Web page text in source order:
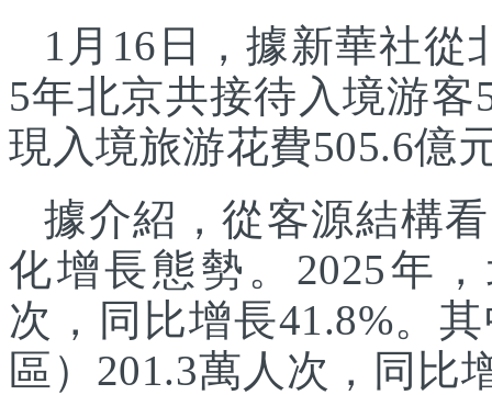
1月16日，據新華社從
5年北京共接待入境游客
現入境旅游花費505.6億
據介紹，從客源結構
化增長態勢。2025年
次，同比增長41.8%。
區）201.3萬人次，同比